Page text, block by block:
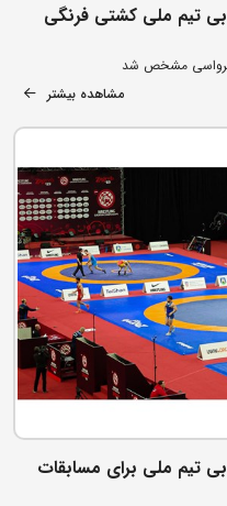
تیم ملی کشتی فرنگی
کرواسی مشخص شد
مشاهده بیشتر
تیم ملی برای مسابقات